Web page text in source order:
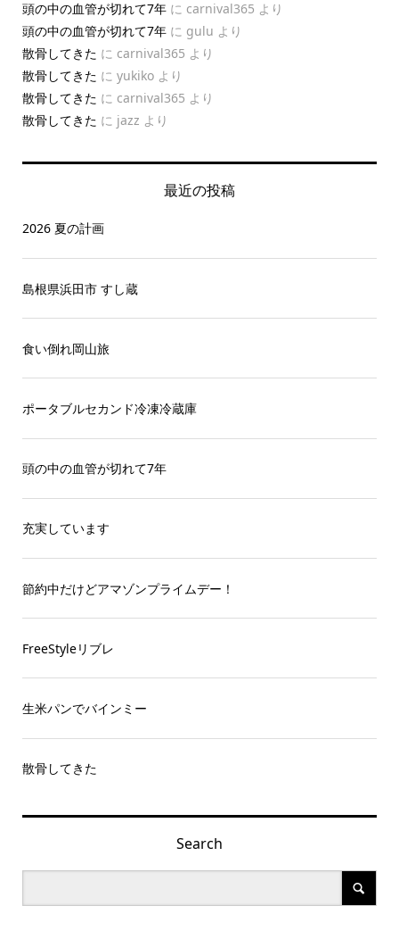
頭の中の血管が切れて7年に carnival365 より
頭の中の血管が切れて7年に gulu より
散骨してきた に carnival365 より
散骨してきた に yukikoより
散骨してきた に carnival365 より
散骨してきた に jazz より
最近の投稿
2026 夏の計画
島根県浜田市 すし蔵
食い倒れ岡山旅
ポータブルセカンド冷凍冷蔵庫
頭の中の血管が切れて7年
充実しています
節約中だけどアマゾンプライムデー！
FreeStyleリブレ
生米パンでバインミー
散骨してきた
Search